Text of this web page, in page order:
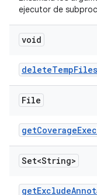
ejecutor de
void
deleteTempFiles
File
getCoverageExec
Set<String>
getExclude